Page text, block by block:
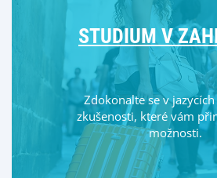
STUDIUM V
Zdokonalte se v
zkušenosti, které vám
možnosti.